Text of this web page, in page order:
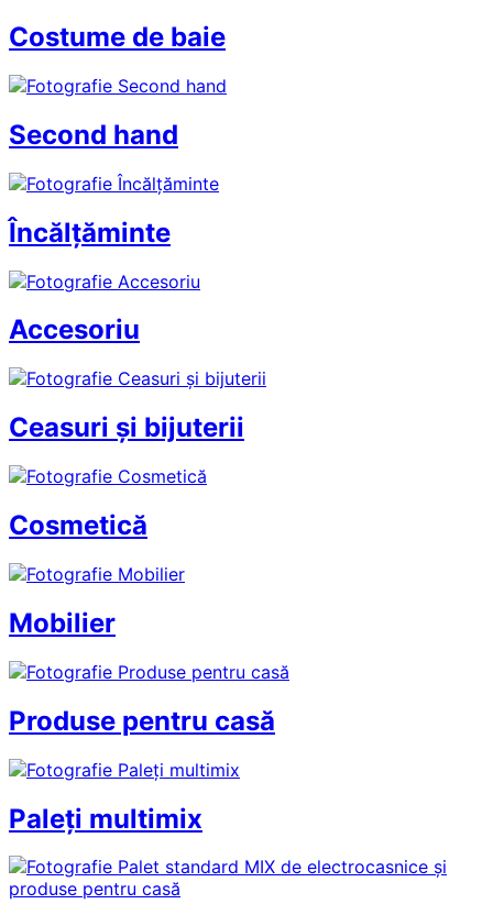
Costume de baie
Second hand
Încălțăminte
Accesoriu
Ceasuri și bijuterii
Cosmetică
Mobilier
Produse pentru casă
Paleți multimix